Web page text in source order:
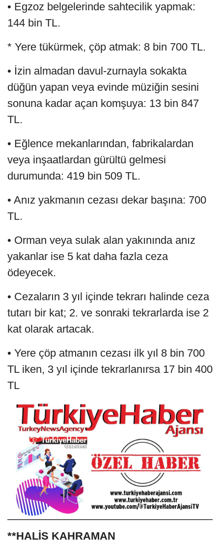
• Egzoz belgelerinde sahtecilik yapmak:
144 bin TL.
* Yere tükürmek, çöp atmak: 8 bin 700 TL.
• İzin almadan davul-zurnayla sokakta
düğün yapan veya evinde müziğin sesini
sonuna kadar açan komşuya: 13 bin 847
TL.
• Eğlence mekanlarından, fabrikalardan
veya inşaatlardan gürültü gelmesi
durumunda: 419 bin 509 TL.
• Anız yakmanın cezası dekar başına: 700
TL.
• Orman veya sulak alan yakınında anız
yakanlar ise 5 kat daha fazla ceza
ödeyecek.
• Cezaların 3 yıl içinde tekrarı halinde ceza
tutarı bir kat; 2. ve sonraki tekrarlarda ise 2
kat olarak artacak.
• Yere çöp atmanın cezası ilk yıl 8 bin 700
TL iken, 3 yıl içinde tekrarlanırsa 17 bin 400
TL
**HALİS KAHRAMAN